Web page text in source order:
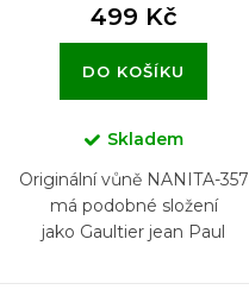
499 Kč
DO KOŠÍKU
Skladem
Originální vůně NANITA-357
má podobné složení
jako Gaultier jean Paul